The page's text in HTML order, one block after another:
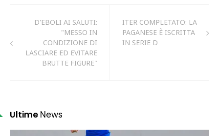
D'EBOLI AI SALUTI:
"MESSO IN
CONDIZIONE DI
LASCIARE ED EVITARE
BRUTTE FIGURE"
ITER COMPLETATO: LA
PAGANESE È ISCRITTA
IN SERIE D
Ultime News